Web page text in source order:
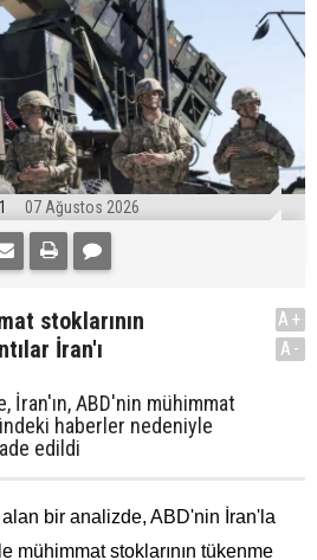
07 Ağustos 2026
stoklarının
İran'ı
İran'ın, ABD'nin mühimmat
haberler nedeniyle
edildi
A+
A-
alan bir analizde, ABD'nin İran'la
mühimmat stoklarının tükenme